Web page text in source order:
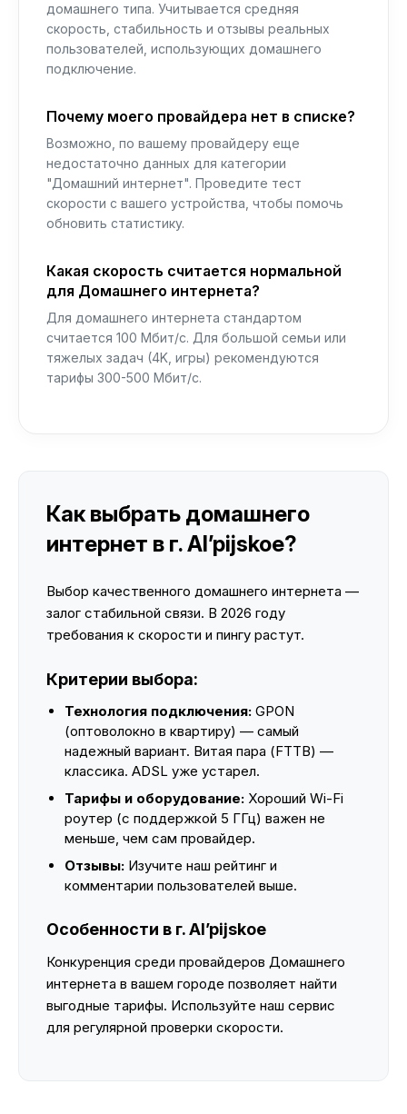
домашнего типа. Учитывается средняя
скорость, стабильность и отзывы реальных
пользователей, использующих домашнего
подключение.
Почему моего провайдера нет в списке?
Возможно, по вашему провайдеру еще
недостаточно данных для категории
"Домашний интернет". Проведите тест
скорости с вашего устройства, чтобы помочь
обновить статистику.
Какая скорость считается нормальной
для Домашнего интернета?
Для домашнего интернета стандартом
считается 100 Мбит/с. Для большой семьи или
тяжелых задач (4K, игры) рекомендуются
тарифы 300-500 Мбит/с.
Как выбрать домашнего
интернет в г. Al’pijskoe?
Выбор качественного домашнего интернета —
залог стабильной связи. В 2026 году
требования к скорости и пингу растут.
Критерии выбора:
Технология подключения: GPON
(оптоволокно в квартиру) — самый
надежный вариант. Витая пара (FTTB) —
классика. ADSL уже устарел.
Тарифы и оборудование: Хороший Wi-Fi
роутер (с поддержкой 5 ГГц) важен не
меньше, чем сам провайдер.
Отзывы: Изучите наш рейтинг и
комментарии пользователей выше.
Особенности в г. Al’pijskoe
Конкуренция среди провайдеров Домашнего
интернета в вашем городе позволяет найти
выгодные тарифы. Используйте наш сервис
для регулярной проверки скорости.